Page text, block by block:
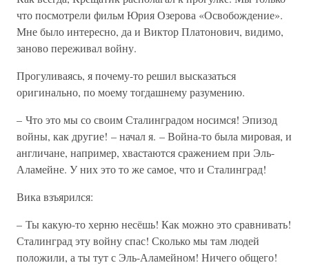
что посмотрели фильм Юрия Озерова «Освобождение».
Мне было интересно, да и Виктор Платонович, видимо,
заново переживал войну.
Прогуливаясь, я почему-то решил высказаться
оригинально, по моему тогдашнему разумению.
– Что это мы со своим Сталинградом носимся! Эпизод
войны, как другие! – начал я. – Война-то была мировая, и
англичане, например, хвастаются сражением при Эль-
Аламейне. У них это то же самое, что и Сталинград!
Вика взъярился:
– Ты какую-то херню несёшь! Как можно это сравнивать!
Сталинград эту войну спас! Сколько мы там людей
положили, а ты тут с Эль-Аламейном! Ничего общего!